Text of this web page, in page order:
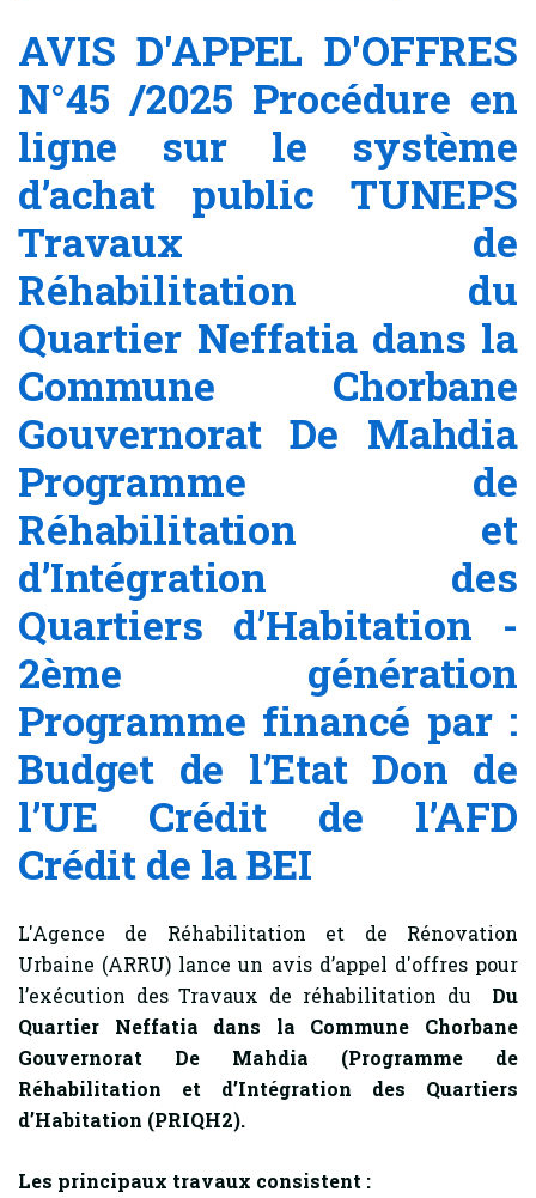
AVIS D'APPEL D'OFFRES
N°45 /2025 Procédure en
ligne sur le système
d’achat public TUNEPS
Travaux de
Réhabilitation du
Quartier Neffatia dans la
Commune Chorbane
Gouvernorat De Mahdia
Programme de
Réhabilitation et
d’Intégration des
Quartiers d’Habitation -
2ème génération
Programme financé par :
Budget de l’Etat Don de
l’UE Crédit de l’AFD
Crédit de la BEI
L'Agence de Réhabilitation et de Rénovation
Urbaine (ARRU) lance un avis d’appel d'offres pour
l’exécution des Travaux de réhabilitation du Du
Quartier Neffatia dans la Commune Chorbane
Gouvernorat De Mahdia (Programme de
Réhabilitation et d’Intégration des Quartiers
d’Habitation (PRIQH2).
Les principaux travaux consistent :